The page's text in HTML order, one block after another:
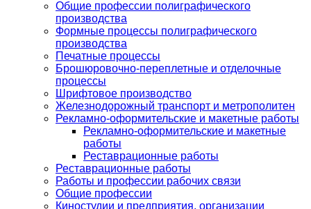
Общие профессии полиграфического
производства
Формные процессы полиграфического
производства
Печатные процессы
Брошюровочно-переплетные и отделочные
процессы
Шрифтовое производство
Железнодорожный транспорт и метрополитен
Рекламно-оформительские и макетные работы
Рекламно-оформительские и макетные
работы
Реставрационные работы
Реставрационные работы
Работы и профессии рабочих связи
Общие профессии
Киностудии и предприятия, организации